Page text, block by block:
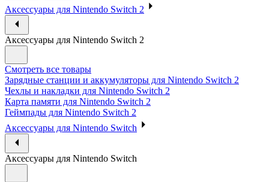
Аксессуары для Nintendo Switch 2
Аксессуары для Nintendo Switch 2
Смотреть все товары
Зарядные станции и аккумуляторы для Nintendo Switch 2
Чехлы и накладки для Nintendo Switch 2
Карта памяти для Nintendo Switch 2
Геймпады для Nintendo Switch 2
Аксессуары для Nintendo Switch
Аксессуары для Nintendo Switch